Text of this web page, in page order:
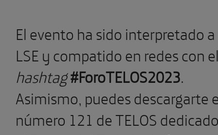
El evento ha sido interpretado a
LSE y compatido en redes con
hashtag#ForoTELOS2023.
Asimismo, puedes descargarte
número 121 de TELOS